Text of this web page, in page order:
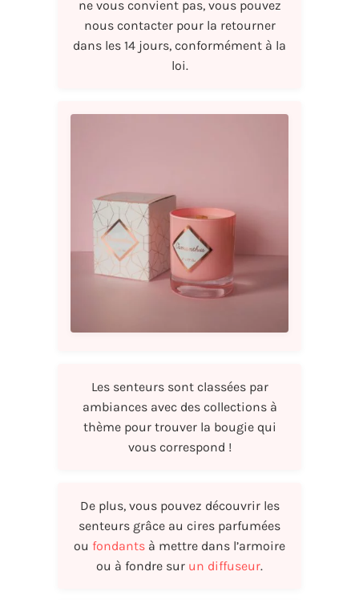
ne vous convient pas, vous pouvez
nous contacter pour la retourner
dans les 14 jours, conformément à la
loi.
Les senteurs sont classées par
ambiances avec des collections à
thème pour trouver la bougie qui
vous correspond !
De plus, vous pouvez découvrir les
senteurs grâce au cires parfumées
ou fondants à mettre dans l’armoire
ou à fondre sur un diffuseur.